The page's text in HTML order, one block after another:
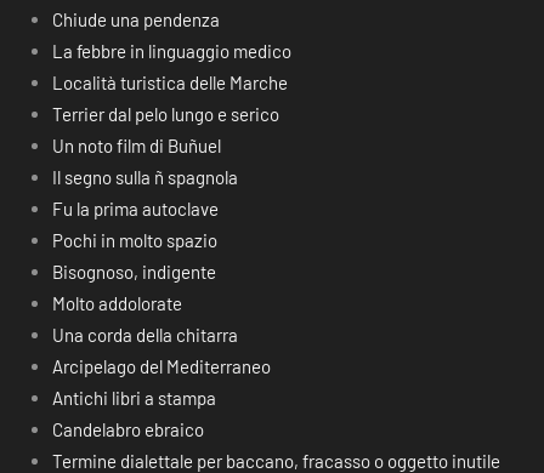
Chiude una pendenza
La febbre in linguaggio medico
Località turistica delle Marche
Terrier dal pelo lungo e serico
Un noto film di Buñuel
Il segno sulla ñ spagnola
Fu la prima autoclave
Pochi in molto spazio
Bisognoso, indigente
Molto addolorate
Una corda della chitarra
Arcipelago del Mediterraneo
Antichi libri a stampa
Candelabro ebraico
Termine dialettale per baccano, fracasso o oggetto inutile